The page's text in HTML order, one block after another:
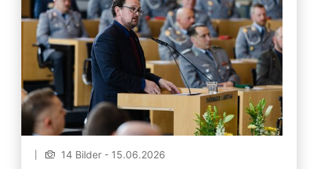
14 Bilder - 15.06.2026